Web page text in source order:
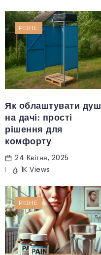
РІЗНЕ
Як облаштувати душ
на дачі: прості
рішення для
комфорту
24 Квітня, 2025
1K Views
РІЗНЕ